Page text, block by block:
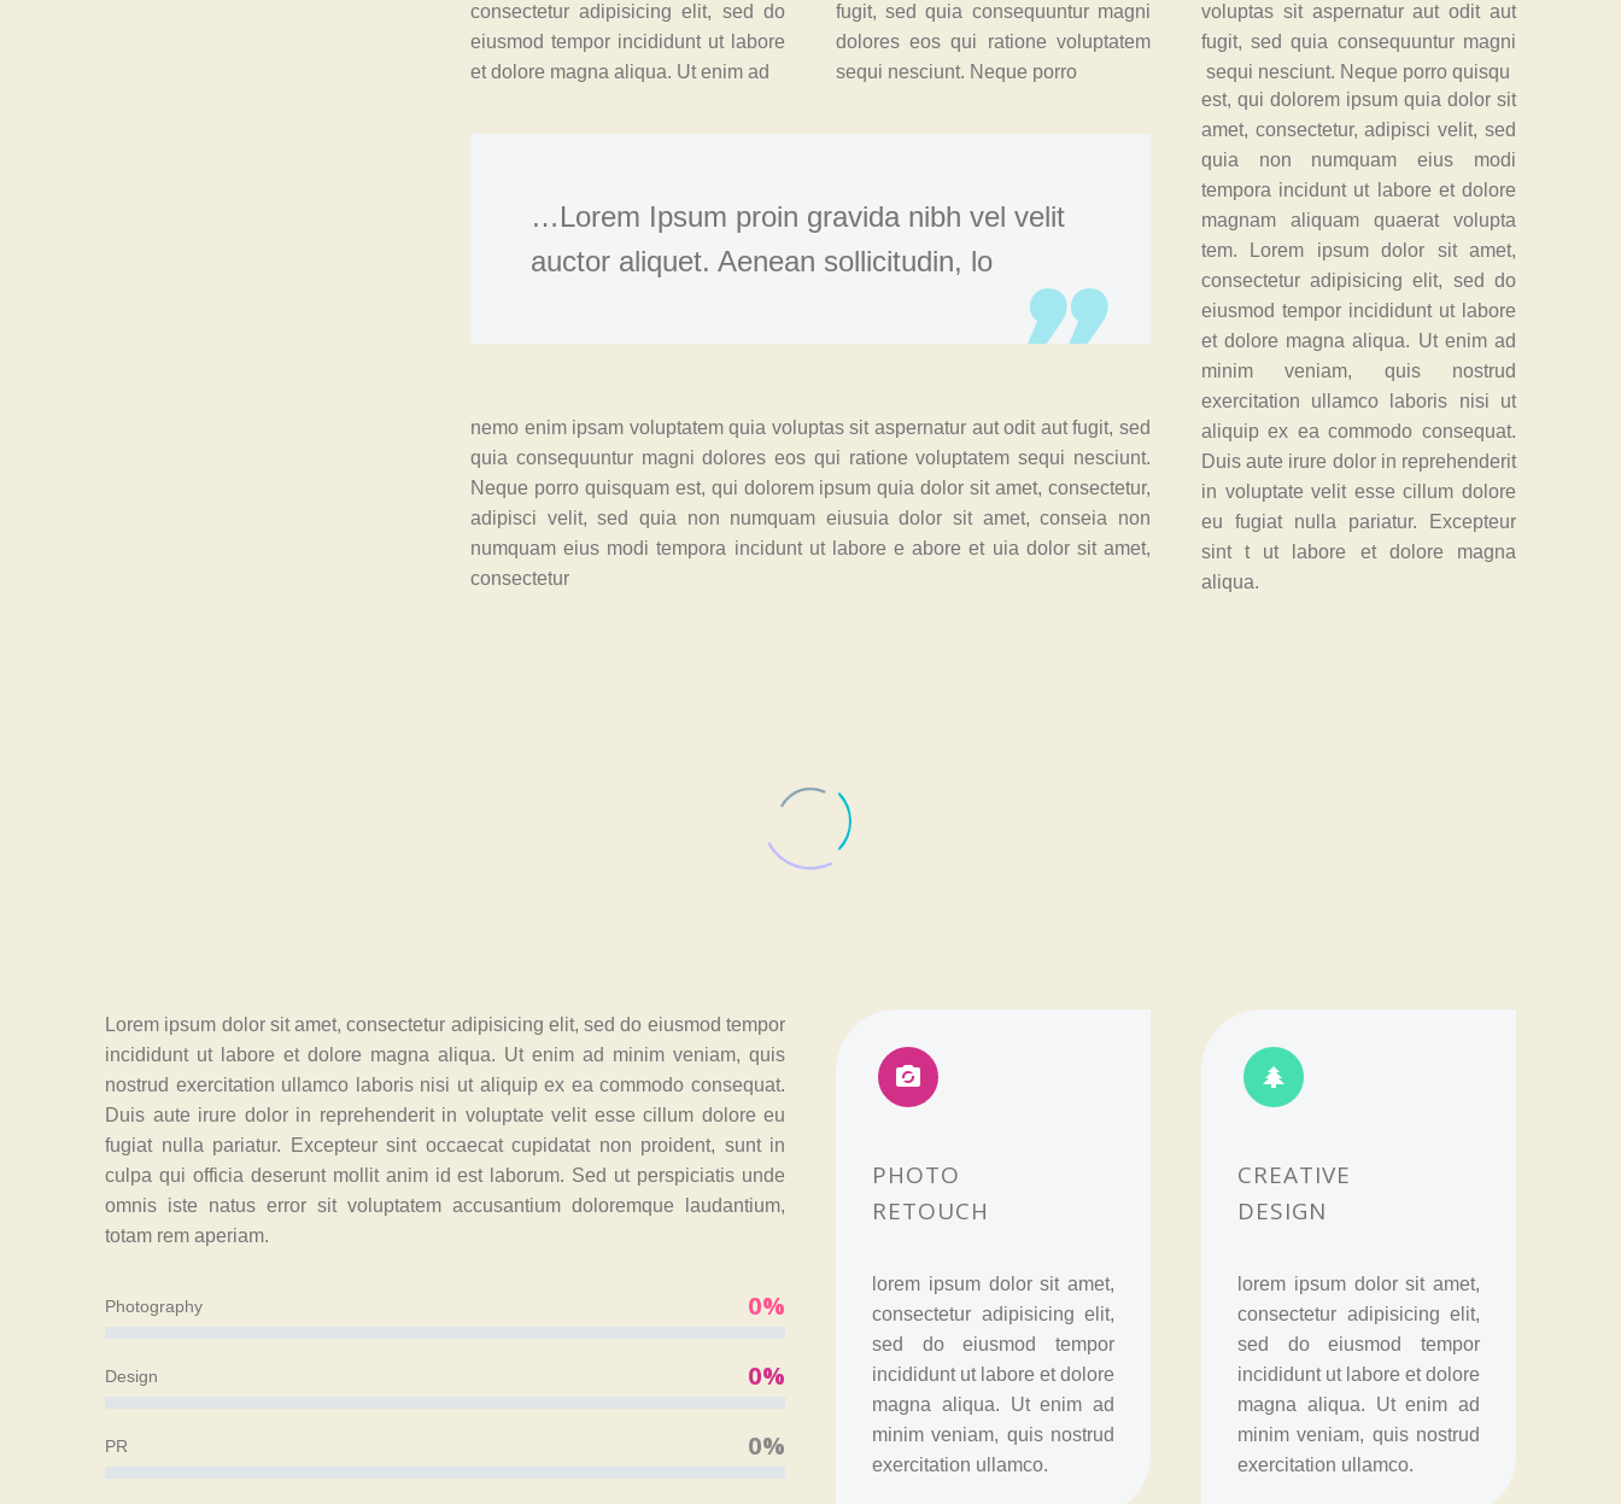
consectetur adipisicing elit, sed do
eiusmod tempor incididunt ut labore
et dolore magna aliqua. Ut enim ad
fugit, sed quia consequuntur magni
dolores eos qui ratione voluptatem
sequi nesciunt. Neque porro
voluptas sit aspernatur aut odit aut
fugit, sed quia consequuntur magni
sequi nesciunt. Neque porro quisqu
…Lorem Ipsum proin gravida nibh vel velit
auctor aliquet. Aenean sollicitudin, lo
nemo enim ipsam voluptatem quia voluptas sit aspernatur aut odit aut fugit, sed
quia consequuntur magni dolores eos qui ratione voluptatem sequi nesciunt.
Neque porro quisquam est, qui dolorem ipsum quia dolor sit amet, consectetur,
adipisci velit, sed quia non numquam eiusuia dolor sit amet, conseia non
numquam eius modi tempora incidunt ut labore e abore et uia dolor sit amet,
consectetur
est, qui dolorem ipsum quia dolor sit
amet, consectetur, adipisci velit, sed
quia non numquam eius modi
tempora incidunt ut labore et dolore
magnam aliquam quaerat volupta
tem. Lorem ipsum dolor sit amet,
consectetur adipisicing elit, sed do
eiusmod tempor incididunt ut labore
et dolore magna aliqua. Ut enim ad
minim veniam, quis nostrud
exercitation ullamco laboris nisi ut
aliquip ex ea commodo consequat.
Duis aute irure dolor in reprehenderit
in voluptate velit esse cillum dolore
eu fugiat nulla pariatur. Excepteur
sint t ut labore et dolore magna
aliqua.
Lorem ipsum dolor sit amet, consectetur adipisicing elit, sed do eiusmod tempor
incididunt ut labore et dolore magna aliqua. Ut enim ad minim veniam, quis
nostrud exercitation ullamco laboris nisi ut aliquip ex ea commodo consequat.
Duis aute irure dolor in reprehenderit in voluptate velit esse cillum dolore eu
fugiat nulla pariatur. Excepteur sint occaecat cupidatat non proident, sunt in
culpa qui officia deserunt mollit anim id est laborum. Sed ut perspiciatis unde
omnis iste natus error sit voluptatem accusantium doloremque laudantium,
totam rem aperiam.
Photography 0%
Design 0%
PR 0%


PHOTO
RETOUCH
lorem ipsum dolor sit amet,
consectetur adipisicing elit,
sed do eiusmod tempor
incididunt ut labore et dolore
magna aliqua. Ut enim ad
minim veniam, quis nostrud
exercitation ullamco.


CREATIVE
DESIGN
lorem ipsum dolor sit amet,
consectetur adipisicing elit,
sed do eiusmod tempor
incididunt ut labore et dolore
magna aliqua. Ut enim ad
minim veniam, quis nostrud
exercitation ullamco.